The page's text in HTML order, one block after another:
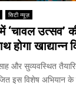
सिटी न्यूज़
उत्सव’
होगा खाद्यान्न
और सुव्यवस्थित
इस विशेष अभियान